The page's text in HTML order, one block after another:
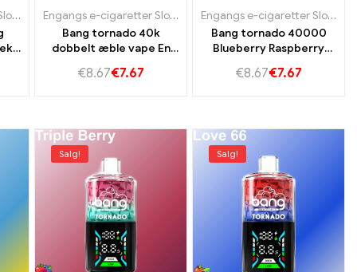
Tjekkiet,Engangs e-cigaretter Tjekkiet
Engangs e-cigaretter Slovakiet ,Engangs e-cigaretter Slovenien,Engangs e-cigaretter
Engangs e-cigaretter Slovakiet ,Engangs e-cigaretter
Bang tornado 40k
dobbelt æble vape En
ægte vaping fans
€8.67€7.67
Engangs e-cigaretter Slovakiet
Bang tornado 40000
Blueberry Raspberry
€8.67€7.67
Salg! Salg!